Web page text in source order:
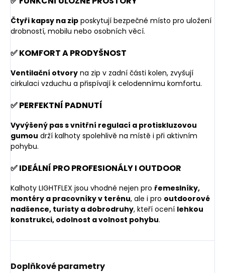
Čtyři kapsy na zip poskytují bezpečné místo pro uložení
drobností, mobilu nebo osobních věcí.
✅ KOMFORT A PRODYŠNOST
Ventilační otvory na zip v zadní části kolen, zvyšují
cirkulaci vzduchu a přispívají k celodennímu komfortu.
✅ PERFEKTNÍ PADNUTÍ
Vyvýšený pas s vnitřní regulací a protiskluzovou
gumou drží kalhoty spolehlivě na místě i při aktivním
pohybu.
✅ IDEÁLNÍ PRO PROFESIONÁLY I OUTDOOR
Kalhoty LIGHTFLEX jsou vhodné nejen pro řemeslníky,
montéry a pracovníky v terénu, ale i pro outdoorové
nadšence, turisty a dobrodruhy, kteří ocení lehkou
konstrukci, odolnost a volnost pohybu.
Doplňkové parametry